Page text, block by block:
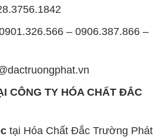
– 0906.387.866 –
CÔNG TY HÓA CHẤT ĐẮC
tại Hóa Chất Đắc Trường Phát